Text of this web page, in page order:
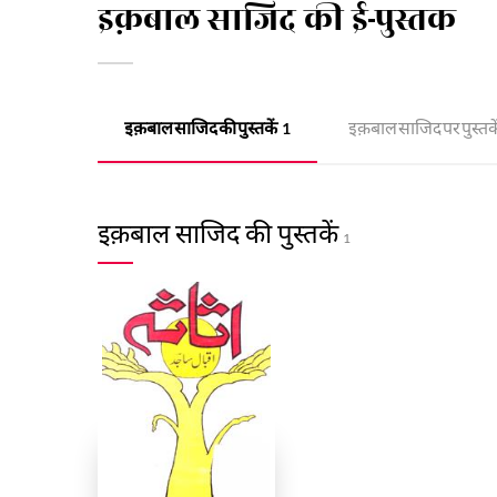
इक़बाल साजिद की ई-पुस्तक
इक़बाल साजिद की पुस्तकें 1 इक़बाल साजिद पर
इक़बाल साजिद की पुस्तकें 1